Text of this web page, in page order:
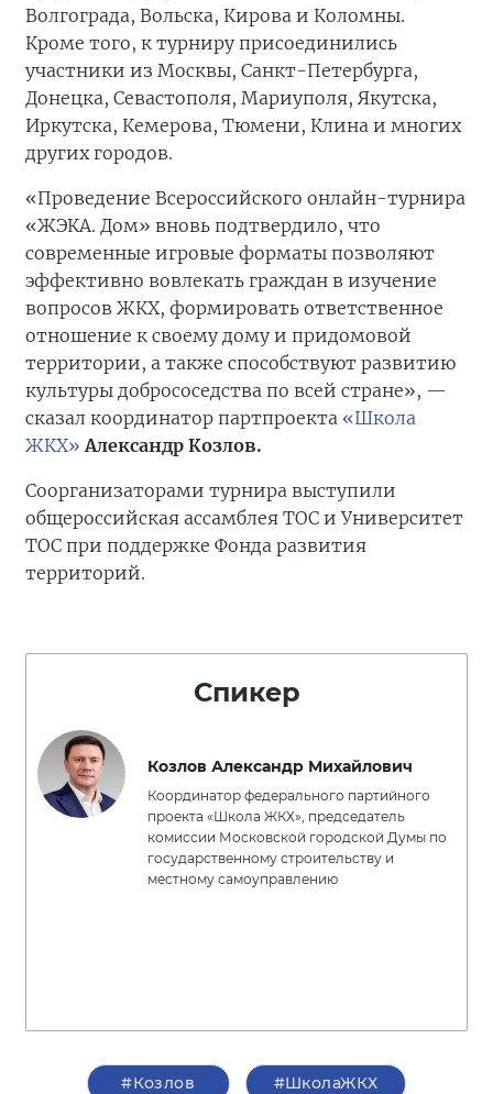
Волгограда, Вольска, Кирова и Коломны.
Кроме того, к турниру присоединились
участники из Москвы, Санкт-Петербурга,
Донецка, Севастополя, Мариуполя, Якутска,
Иркутска, Кемерова, Тюмени, Клина и многих
других городов.
«Проведение Всероссийского онлайн-турнира
«ЖЭКА. Дом» вновь подтвердило, что
современные игровые форматы позволяют
эффективно вовлекать граждан в изучение
вопросов ЖКХ, формировать ответственное
отношение к своему дому и придомовой
территории, а также способствуют развитию
культуры добрососедства по всей стране», —
сказал координатор партпроекта «Школа
ЖКХ» Александр Козлов.
Соорганизаторами турнира выступили
общероссийская ассамблея ТОС и Университет
ТОС при поддержке Фонда развития
территорий.
Спикер
Козлов Александр Михайлович
Координатор федерального партийного
проекта «Школа ЖКХ», председатель
комиссии Московской городской Думы по
государственному строительству и
местному самоуправлению
#Козлов #ШколаЖКХ